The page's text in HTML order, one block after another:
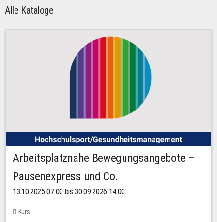
Alle Kataloge
Arbeitsplatznahe Bewegungsangebote –
Pausenexpress und Co.
13.10.2025 07:00 bis 30.09.2026 14:00
Kurs